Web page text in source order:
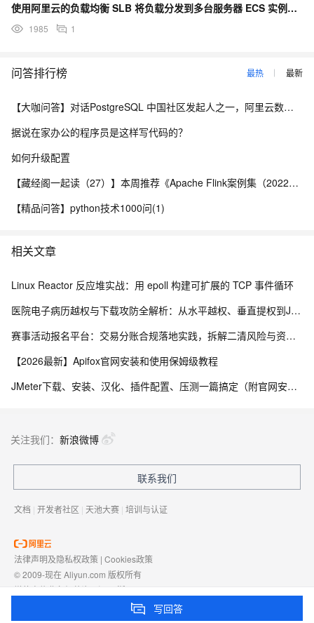
使用阿里云的负载均衡 SLB 将负载分发到多台服务器 ECS 实例上去的时候，哪些工具即可获得发起请
1985 1
问答排行榜 最热 最新
【大咖问答】对话PostgreSQL 中国社区发起人之一，阿里云数据库高级专家 德哥
据说在家办公的程序员是这样写代码的？
如何升级配置
【藏经阁一起读（27）】本周推荐《Apache Flink案例集（2022版）》，你有哪些心得？
【精品问答】python技术1000问(1)
相关文章
Linux Reactor 反应堆实战：用 epoll 构建可扩展的 TCP 事件循环
医院电子病历越权与下载攻防全解析：从水平越权、垂直提权到JWT防线与目录穿越
赛事活动报名平台：交易分账合规落地实践，拆解二清风险与资金隔离要点
【2026最新】Apifox官网安装和使用保姆级教程
JMeter下载、安装、汉化、插件配置、压测一篇搞定（附官网安装包）
写回答
关注我们： 新浪微博
联系我们
文档 | 开发者社区 | 天池大赛 | 培训与认证
法律声明及隐私权政策 | Cookies政策
© 2009-现在 Aliyun.com 版权所有
增值电信业务经营许可证： 浙B2-20080101
浙D3-20210002